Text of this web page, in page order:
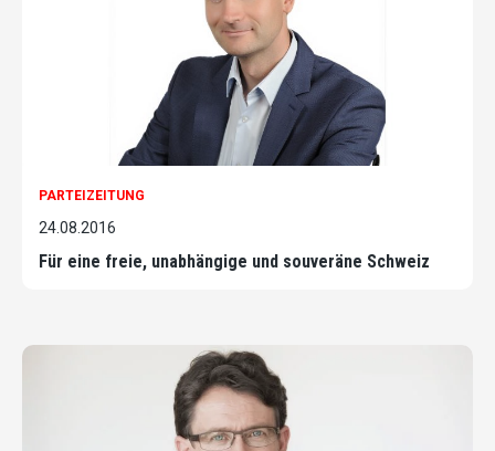
PARTEIZEITUNG
24.08.2016
Für eine freie, unabhängige und souveräne Schweiz